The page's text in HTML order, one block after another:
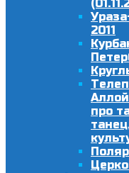
2011
про